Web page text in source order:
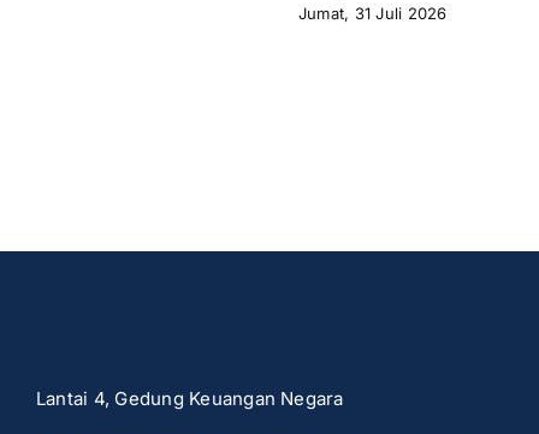
Jumat, 31 Juli 2026
Lantai 4, Gedung Keuangan Negara